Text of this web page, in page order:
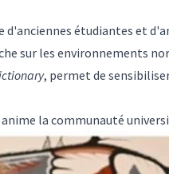
d'anciennes étudiantes et
sur les environnements
, permet de
la communauté